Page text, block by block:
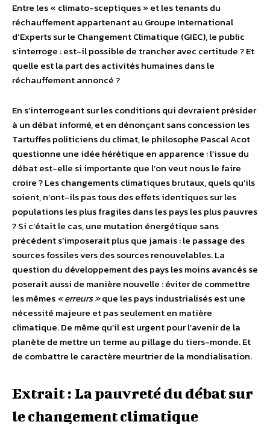
Entre les « climato-sceptiques » et les tenants du
réchauffement appartenant au Groupe International
d’Experts sur le Changement Climatique (GIEC), le public
s’interroge : est-il possible de trancher avec certitude ? Et
quelle est la part des activités humaines dans le
réchauffement annoncé ?
En s’interrogeant sur les conditions qui devraient présider
à un débat informé, et en dénonçant sans concession les
Tartuffes politiciens du climat, le philosophe Pascal Acot
questionne une idée hérétique en apparence : l’issue du
débat est-elle si importante que l’on veut nous le faire
croire ? Les changements climatiques brutaux, quels qu’ils
soient, n’ont-ils pas tous des effets identiques sur les
populations les plus fragiles dans les pays les plus pauvres
? Si c’était le cas, une mutation énergétique sans
précédent s’imposerait plus que jamais : le passage des
sources fossiles vers des sources renouvelables. La
question du développement des pays les moins avancés se
poserait aussi de manière nouvelle : éviter de commettre
les mêmes« erreurs »que les pays industrialisés est une
nécessité majeure et pas seulement en matière
climatique. De même qu’il est urgent pour l’avenir de la
planète de mettre un terme au pillage du tiers-monde. Et
de combattre le caractère meurtrier de la mondialisation.
Extrait : La pauvreté du débat sur
le changement climatique